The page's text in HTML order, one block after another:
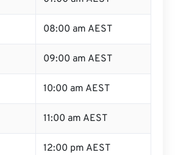
08:00 am AEST
09:00 am AEST
10:00 am AEST
11:00 am AEST
12:00 pm AEST